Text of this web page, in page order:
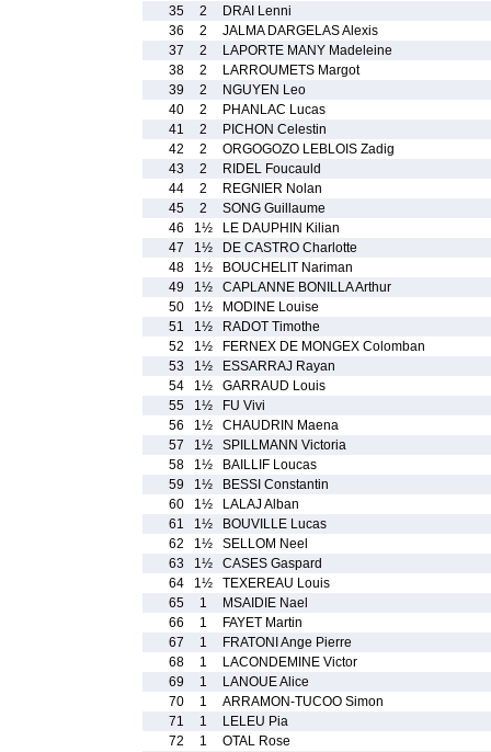
35
2
DRAI Lenni
36
2
JALMA DARGELAS Alexis
37
2
LAPORTE MANY Madeleine
38
2
LARROUMETS Margot
39
2
NGUYEN Leo
40
2
PHANLAC Lucas
41
2
PICHON Celestin
42
2
ORGOGOZO LEBLOIS Zadig
43
2
RIDEL Foucauld
44
2
REGNIER Nolan
45
2
SONG Guillaume
46
1½
LE DAUPHIN Kilian
47
1½
DE CASTRO Charlotte
48
1½
BOUCHELIT Nariman
49
1½
CAPLANNE BONILLA Arthur
50
1½
MODINE Louise
51
1½
RADOT Timothe
52
1½
FERNEX DE MONGEX Colomban
53
1½
ESSARRAJ Rayan
54
1½
GARRAUD Louis
55
1½
FU Vivi
56
1½
CHAUDRIN Maena
57
1½
SPILLMANN Victoria
58
1½
BAILLIF Loucas
59
1½
BESSI Constantin
60
1½
LALAJ Alban
61
1½
BOUVILLE Lucas
62
1½
SELLOM Neel
63
1½
CASES Gaspard
64
1½
TEXEREAU Louis
65
1
MSAIDIE Nael
66
1
FAYET Martin
67
1
FRATONI Ange Pierre
68
1
LACONDEMINE Victor
69
1
LANOUE Alice
70
1
ARRAMON-TUCOO Simon
71
1
LELEU Pia
72
1
OTAL Rose